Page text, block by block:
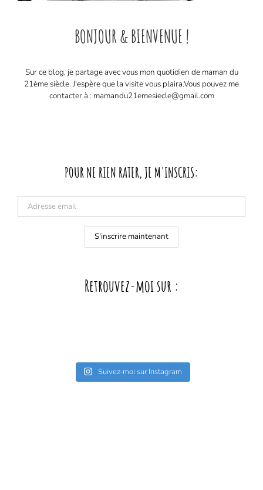
BONJOUR & BIENVENUE !
Sur ce blog, je partage avec vous mon quotidien de maman du
21ème siècle. J'espère que la visite vous plaira. ​ Vous pouvez me
contacter à : mamandu21emesiecle@gmail.com
POUR NE RIEN RATER, JE M'INSCRIS:
Retrouvez-moi sur :
Suivez-moi sur Instagram